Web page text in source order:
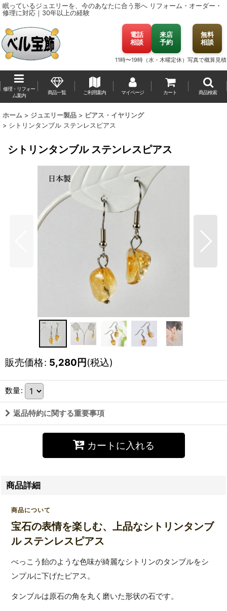
眠っているジュエリーを、今のあなたに合う形へ リフォーム・オーダー・
修理に対応｜30年以上の経験
電話
相談
来店
予約
11時〜19時（水・木曜定休）
無料
相談
写真で概算見積
修理・リフォー
ム案内
商品一覧 ご利用案内 マイページ カート 商品検索
ホーム > ジュエリー製品 > ピアス・イヤリング
> シトリンタンブル ステンレスピアス
シトリンタンブル ステンレスピアス
販売価格: 5,280 円 (税込)
数量:
返品特約に関する重要事項
カートに入れる
商品詳細
商品について
宝石の表情を楽しむ、上品なシトリンタンブ
ル ステンレスピアス
べっこう飴のような色味が綺麗なシトリンのタンブルをシ
ンプルに下げたピアス。
タンブルは原石の角を丸く磨いた形状の石です。